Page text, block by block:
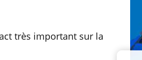
très important sur la